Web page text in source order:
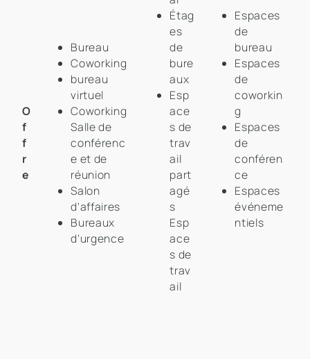
O
f
f
r
e
Bureau
Coworking
bureau
virtuel
Coworking
Salle de
conférenc
e et de
réunion
Salon
d'affaires
Bureaux
d'urgence
Étag
es
de
bure
aux
Esp
ace
s de
trav
ail
part
agé
s
Esp
ace
s de
trav
ail
Espaces
de
bureau
Espaces
de
coworkin
g
Espaces
de
conféren
ce
Espaces
événeme
ntiels